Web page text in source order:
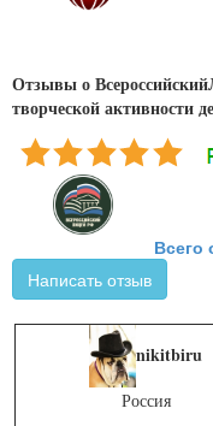
Отзывы о
творческой активности
Всего
Написать отзыв
nikitbiru
Россия